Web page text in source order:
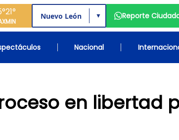
21°
MIN
▼ Reporte
Nacional
en libertad